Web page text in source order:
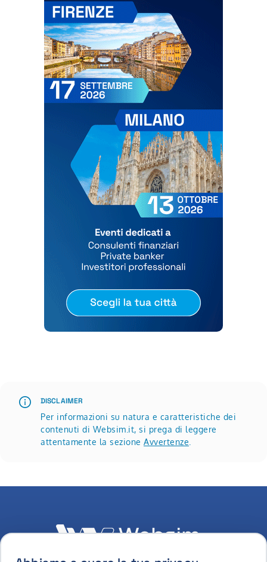
DISCLAIMER
Per informazioni su natura e caratteristiche dei
contenuti di Websim.it, si prega di leggere
attentamente la sezione Avvertenze